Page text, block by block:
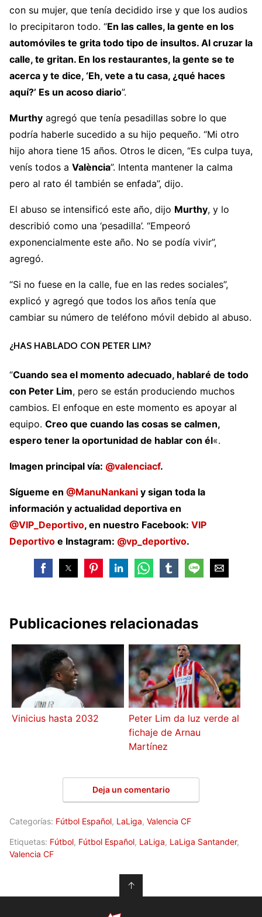
con su mujer, que tenía decidido irse y que los audios
lo precipitaron todo. “En las calles, la gente en los
automóviles te grita todo tipo de insultos. Al cruzar la
calle, te gritan. En los restaurantes, la gente se te
acerca y te dice, ‘Eh, vete a tu casa, ¿qué haces
aquí?’ Es un acoso diario”.
Murthy agregó que tenía pesadillas sobre lo que
podría haberle sucedido a su hijo pequeño. “Mi otro
hijo ahora tiene 15 años. Otros le dicen, “Es culpa tuya,
venís todos a València”. Intenta mantener la calma
pero al rato él también se enfada”, dijo.
El abuso se intensificó este año, dijo Murthy, y lo
describió como una ‘pesadilla’. “Empeoró
exponencialmente este año. No se podía vivir”,
agregó.
“Si no fuese en la calle, fue en las redes sociales”,
explicó y agregó que todos los años tenía que
cambiar su número de teléfono móvil debido al abuso.
¿HAS HABLADO CON PETER LIM?
“Cuando sea el momento adecuado, hablaré de todo
con Peter Lim, pero se están produciendo muchos
cambios. El enfoque en este momento es apoyar al
equipo. Creo que cuando las cosas se calmen,
espero tener la oportunidad de hablar con él«.
Imagen principal vía: @valenciacf.
Sígueme en @ManuNankani y sigan toda la
información y actualidad deportiva en
@VIP_Deportivo, en nuestro Facebook: VIP
Deportivo e Instagram: @vp_deportivo.
Publicaciones relacionadas
Vinicius hasta 2032
Peter Lim da luz verde al
fichaje de Arnau
Martínez
Deja un comentario
Categorías: Fútbol Español, LaLiga, Valencia CF
Etiquetas: Fútbol, Fútbol Español, LaLiga, LaLiga Santander,
Valencia CF
↑